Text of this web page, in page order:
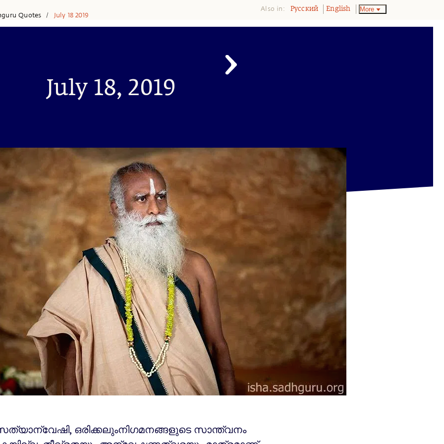
Quotes / July 18 2019
Also in: Pусский English More
July 18, 2019
ഒരിക്കലുംനിഗമനങ്ങളുടെ സാന്ത്വനം